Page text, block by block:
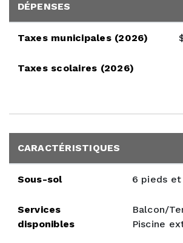
DÉPENSES
Taxes municipales (2026)
Taxes scolaires (2026)
CARACTÉRISTIQUES
Sous-sol 6 pieds
Services
disponibles
Balcon/
Piscine